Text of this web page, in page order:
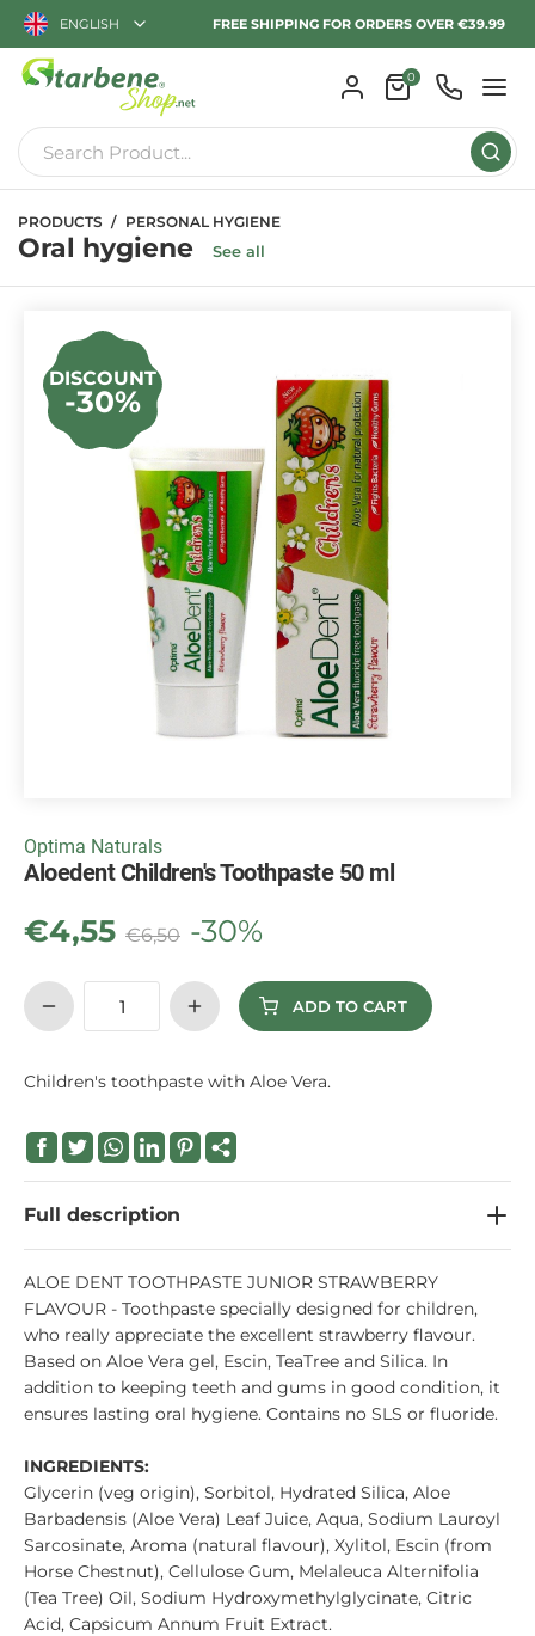
ENGLISH FREE SHIPPING FOR ORDERS OVER €39.99
0
PRODUCTS PERSONAL HYGIENE
Oral hygiene See all
DISCOUNT
-30%
Optima Naturals
Aloedent Children's Toothpaste 50 ml
€4,55 €6,50 -30%
ADD TO CART
Children's toothpaste with Aloe Vera.
Full description
ALOE DENT TOOTHPASTE JUNIOR STRAWBERRY
FLAVOUR - Toothpaste specially designed for children,
who really appreciate the excellent strawberry flavour.
Based on Aloe Vera gel, Escin, TeaTree and Silica. In
addition to keeping teeth and gums in good condition, it
ensures lasting oral hygiene. Contains no SLS or fluoride.
INGREDIENTS:
Glycerin (veg origin), Sorbitol, Hydrated Silica, Aloe
Barbadensis (Aloe Vera) Leaf Juice, Aqua, Sodium Lauroyl
Sarcosinate, Aroma (natural flavour), Xylitol, Escin (from
Horse Chestnut), Cellulose Gum, Melaleuca Alternifolia
(Tea Tree) Oil, Sodium Hydroxymethylglycinate, Citric
Acid, Capsicum Annum Fruit Extract.